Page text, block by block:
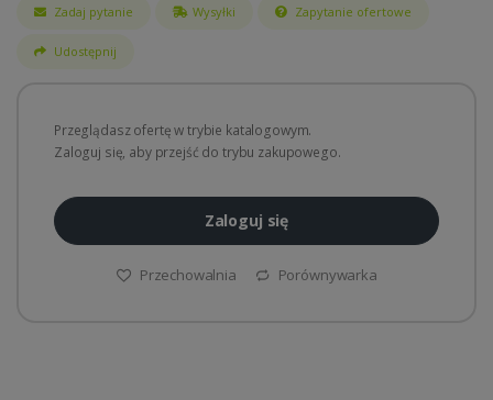
Zadaj pytanie Wysyłki Zapytanie ofertowe
Udostępnij
Przeglądasz ofertę w trybie katalogowym.
Zaloguj się, aby przejść do trybu zakupowego.
Zaloguj się
Przechowalnia Porównywarka